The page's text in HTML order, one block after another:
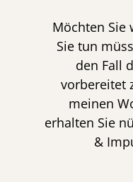
Möchten Sie
Sie tun
den Fall
vorbereitet
meinen
erhalten Sie
&